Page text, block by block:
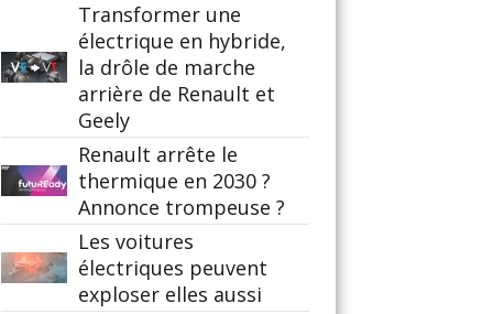
Transformer une
électrique en hybride,
la drôle de marche
arrière de Renault et
Geely
Renault arrête le
thermique en 2030 ?
Annonce trompeuse ?
Les voitures
électriques peuvent
exploser elles aussi